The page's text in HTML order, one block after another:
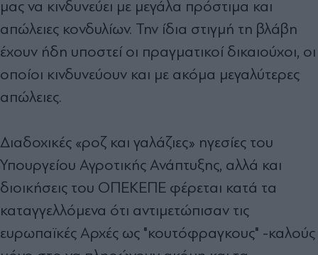
μας να κινδυνεύει με μεγάλα πρόστιμα και
απώλειες κονδυλίων. Την ίδια στιγμή τη βλάβη
έχουν ήδη υποστεί οι πραγματικοί δικαιούχοι, οι
οποίοι κινδυνεύουν και με ακόμα μεγαλύτερες
απώλειες.
Διαδοχικές «ροζ και γαλάζιες» ηγεσίες του
Υπουργείου Αγροτικής Ανάπτυξης, αλλά και
διοικήσεις του ΟΠΕΚΕΠΕ φέρεται κατά τα
καταγγελλόμενα ότι αντιμετώπισαν τις
ευρωπαϊκές Αρχές ως "κουτόφραγκους" -καλούς